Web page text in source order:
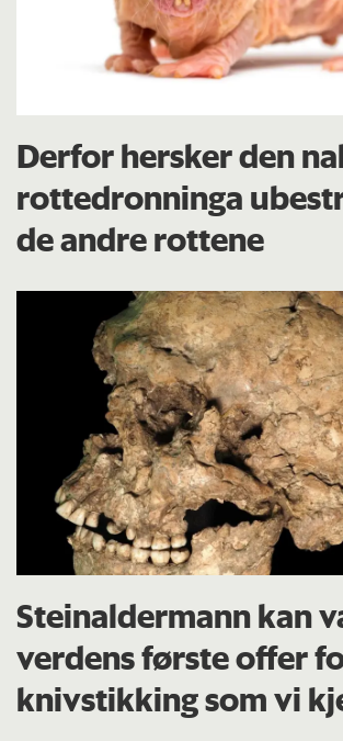
Derfor hersker den
rottedronninga
de andre rottene
Steinaldermann kan
verdens første offer
knivstikking som vi